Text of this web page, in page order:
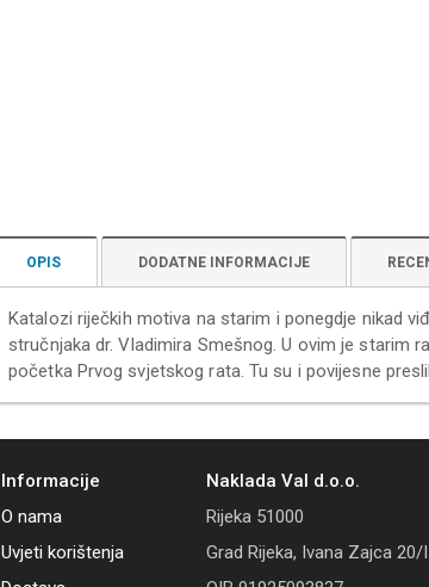
OPIS DODATNE INFORMACIJE
Katalozi riječkih motiva na starim i ponegdje nikad
stručnjaka dr. Vladimira Smešnog. U ovim je starim
početka Prvog svjetskog rata. Tu su i povijesne
Informacije
O nama
Uvjeti korištenja
Naklada Val d.o.o.
Rijeka 51000
Grad Rijeka, Ivana Zajca 20/